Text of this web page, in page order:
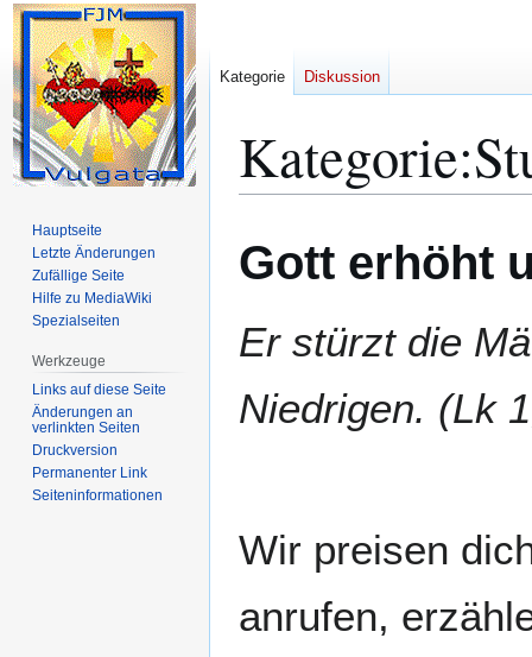
Kategorie:
Navigation
springen
Suche
springen
Gott erhöht
Er stürzt die
Niedrigen. (Lk
Wir preisen
anrufen,
Kategorie Diskussion
Hauptseite
Letzte Änderungen
Zufällige Seite
Hilfe zu MediaWiki
Spezialseiten
Werkzeuge
Links auf diese Seite
Änderungen an
verlinkten Seiten
Druckversion
Permanenter Link
Seiten­­informationen